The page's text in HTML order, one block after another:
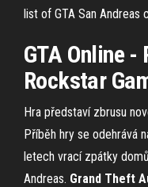
list of GTA San Andreas
GTA Online -
Rockstar
Hra představí zbrusu
Příběh hry se odehrává
letech vrací zpátky
Andreas. Grand Theft